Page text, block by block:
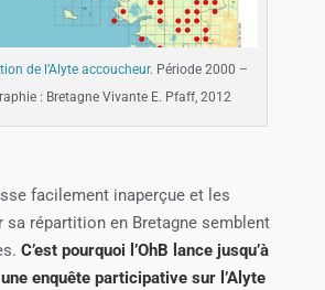
de l’Alyte accoucheur. Période 2000 –
: Bretagne Vivante E. Pfaff, 2012
facilement inaperçue et les
répartition en Bretagne semblent
C’est pourquoi l’OhB lance jusqu’à
enquête participative sur l’Alyte